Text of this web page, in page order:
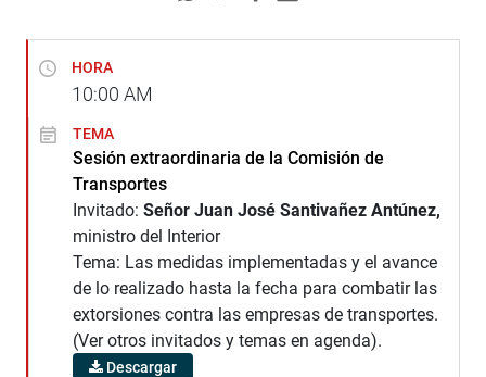
HORA
10:00 AM
TEMA
Sesión extraordinaria de la Comisión de
Transportes
Invitado: Señor Juan José Santivañez Antúnez,
ministro del Interior
Tema: Las medidas implementadas y el avance
de lo realizado hasta la fecha para combatir las
extorsiones contra las empresas de transportes.
(Ver otros invitados y temas en agenda).
Descargar